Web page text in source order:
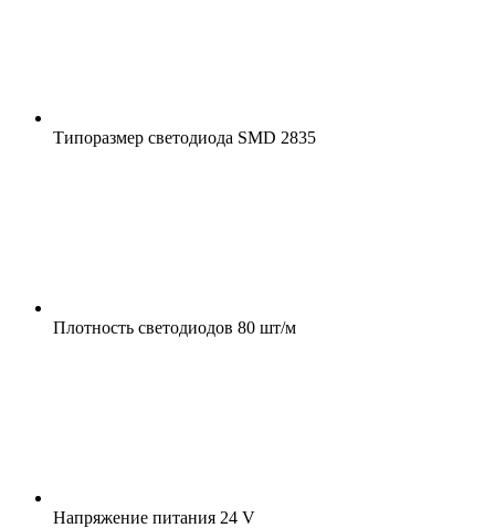
Типоразмер светодиода SMD 2835
Плотность светодиодов 80 шт/м
Напряжение питания 24 V